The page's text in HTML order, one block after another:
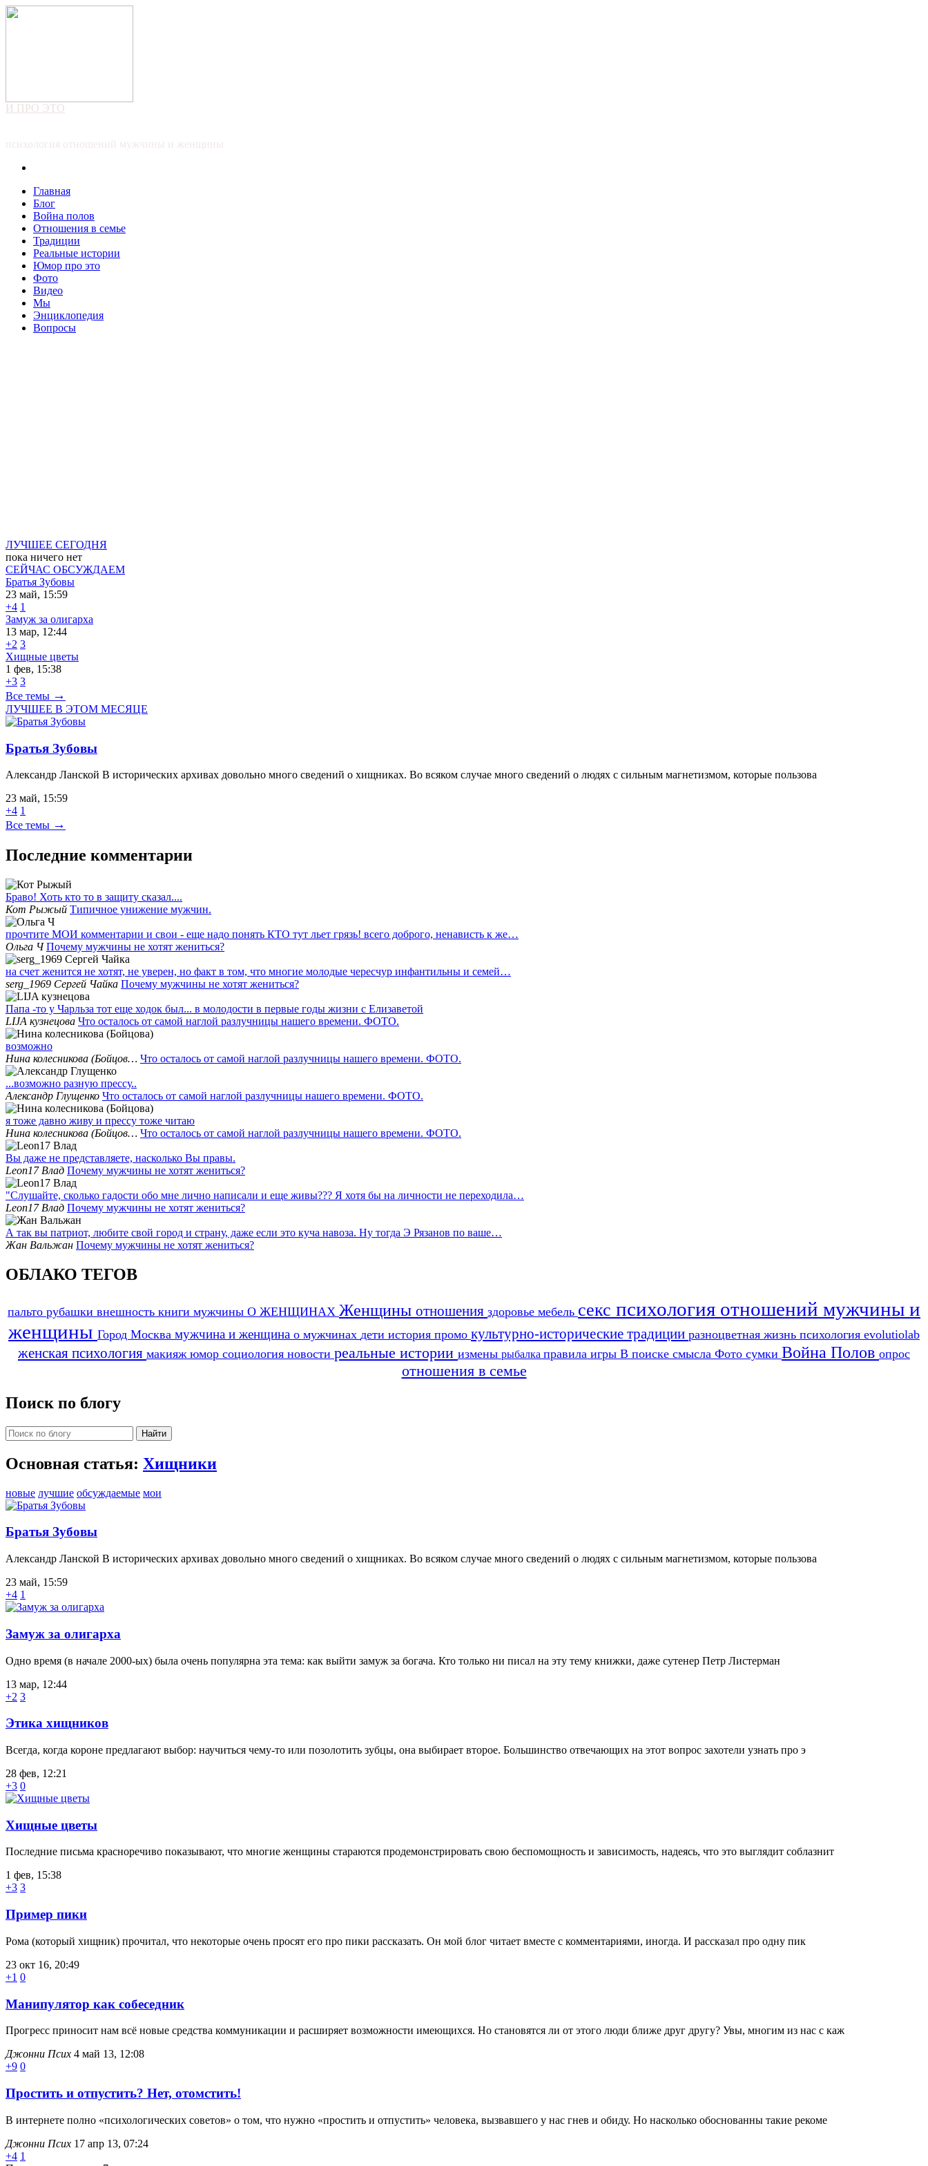
И ПРО ЭТО
психология отношений мужчины и женщины
Главная
Блог
Война полов
Отношения в семье
Традиции
Реальные истории
Юмор про это
Фото
Видео
Мы
Энциклопедия
Вопросы
ЛУЧШЕЕ СЕГОДНЯ
пока ничего нет
СЕЙЧАС ОБСУЖДАЕМ
Братья Зубовы
23 май, 15:59
+4 1
Замуж за олигарха
13 мар, 12:44
+2 3
Хищные цветы
1 фев, 15:38
+3 3
Все темы →
ЛУЧШЕЕ В ЭТОМ МЕСЯЦЕ
Братья Зубовы
Александр Ланской В исторических архивах довольно много сведений о хищниках. Во всяком случае много сведений о людях с сильным магнетизмом, которые пользова
23 май, 15:59
+4 1
Все темы →
Последние комментарии
Браво! Хоть кто то в защиту сказал....
Кот Рыжый Типичное унижение мужчин.
прочтите МОИ комментарии и свои - еще надо понять КТО тут льет грязь! всего доброго, ненависть к же…
Ольга Ч Почему мужчины не хотят жениться?
на счет женится не хотят, не уверен, но факт в том, что многие молодые чересчур инфантильны и семей…
serg_1969 Сергей Чайка Почему мужчины не хотят жениться?
Папа -то у Чарльза тот еще ходок был... в молодости в первые годы жизни с Елизаветой
LIJA кузнецова Что осталось от самой наглой разлучницы нашего времени. ФОТО.
возможно
Нина колесникова (Бойцов… Что осталось от самой наглой разлучницы нашего времени. ФОТО.
...возможно разную прессу..
Александр Глущенко Что осталось от самой наглой разлучницы нашего времени. ФОТО.
я тоже давно живу и прессу тоже читаю
Нина колесникова (Бойцов… Что осталось от самой наглой разлучницы нашего времени. ФОТО.
Вы даже не представляете, насколько Вы правы.
Leon17 Влад Почему мужчины не хотят жениться?
"Слушайте, сколько гадости обо мне лично написали и еще живы??? Я хотя бы на личности не переходила…
Leon17 Влад Почему мужчины не хотят жениться?
А так вы патриот, любите свой город и страну, даже если это куча навоза. Ну тогда Э Рязанов по ваше…
Жан Вальжан Почему мужчины не хотят жениться?
ОБЛАКО ТЕГОВ
пальто рубашки внешность книги мужчины О ЖЕНЩИНАХ Женщины отношения здоровье мебель секс психология отношений мужчины и
женщины Город Москва мужчина и женщина о мужчинах дети история промо культурно-исторические традиции разноцветная жизнь психология evolutiolab
женская психология макияж юмор социология новости реальные истории измены рыбалка правила игры В поиске смысла Фото сумки Война Полов опрос
отношения в семье
Поиск по блогу
Основная статья: Хищники
новые лучшие обсуждаемые мои
Братья Зубовы
Александр Ланской В исторических архивах довольно много сведений о хищниках. Во всяком случае много сведений о людях с сильным магнетизмом, которые пользова
23 май, 15:59
+4 1
Замуж за олигарха
Одно время (в начале 2000-ых) была очень популярна эта тема: как выйти замуж за богача. Кто только ни писал на эту тему книжки, даже сутенер Петр Листерман
13 мар, 12:44
+2 3
Этика хищников
Всегда, когда короне предлагают выбор: научиться чему-то или позолотить зубцы, она выбирает второе. Большинство отвечающих на этот вопрос захотели узнать про э
28 фев, 12:21
+3 0
Хищные цветы
Последние письма красноречиво показывают, что многие женщины стараются продемонстрировать свою беспомощность и зависимость, надеясь, что это выглядит соблазнит
1 фев, 15:38
+3 3
Пример пики
Рома (который хищник) прочитал, что некоторые очень просят его про пики рассказать. Он мой блог читает вместе с комментариями, иногда. И рассказал про одну пик
23 окт 16, 20:49
+1 0
Манипулятор как собеседник
Прогресс приносит нам всё новые средства коммуникации и расширяет возможности имеющихся. Но становятся ли от этого люди ближе друг другу? Увы, многим из нас с каж
Джонни Псих 4 май 13, 12:08
+9 0
Простить и отпустить? Нет, отомстить!
В интернете полно «психологических советов» о том, что нужно «простить и отпустить» человека, вызвавшего у нас гнев и обиду. Но насколько обоснованны такие рекоме
Джонни Псих 17 апр 13, 07:24
+4 1